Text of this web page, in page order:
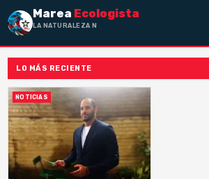
Marea Ecologista
LA NATURALEZA NO H
LO MÁS RECIENTE
NOTICIAS